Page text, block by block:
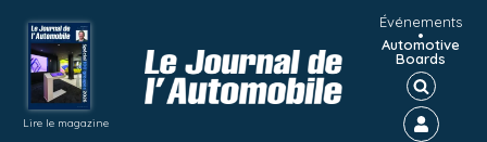
Lire le magazine
Événements
•
Automotive
Boards